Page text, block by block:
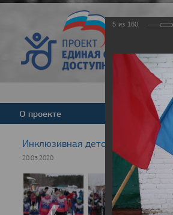
О проекте
Инклюзивная детская гонка
20.03.2020
5 из 160